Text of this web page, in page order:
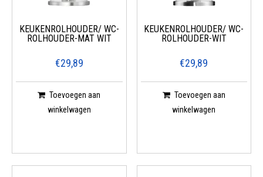
KEUKENROLHOUDER/ WC-
ROLHOUDER-MAT WIT
€29,89
Toevoegen aan
winkelwagen
KEUKENROLHOUDER/ WC-
ROLHOUDER-WIT
€29,89
Toevoegen aan
winkelwagen